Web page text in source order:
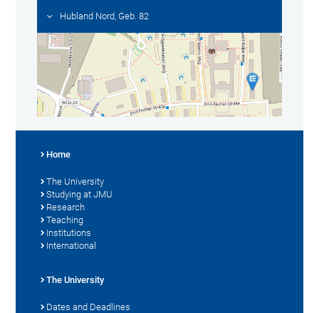
Hubland Nord, Geb. 82
Home
The University
Studying at JMU
Research
Teaching
Institutions
International
The University
Dates and Deadlines